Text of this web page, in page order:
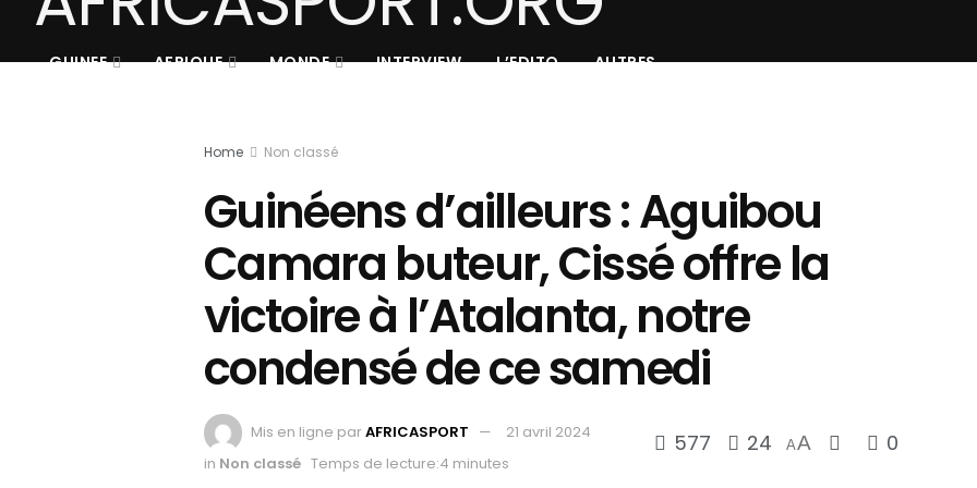
GUINEE AFRIQUE MONDE INTERVIEW L’EDITO AUTRES
Home Non classé
Guinéens d’ailleurs : Aguibou
Camara buteur, Cissé offre la
victoire à l’Atalanta, notre
condensé de ce samedi
Mis en ligne parAFRICASPORT
21 avril 2024
in Non classé Temps de lecture:4 minutes
577 24 AA 0